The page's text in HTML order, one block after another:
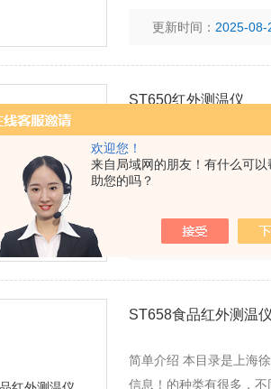
欢迎您！
来自局域网的朋友！有什么可以
助您的吗？
更新时间： 2025-08-
ST650红外测温仪
简单介绍 本目录是上海
息！的种类有很多，不同
更新时间：2025-08-
ST658食品红外测温仪
简单介绍 本目录是上海
信息！的种类有很多，不